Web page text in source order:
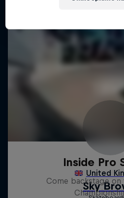
Inside Pro
Come backstage on